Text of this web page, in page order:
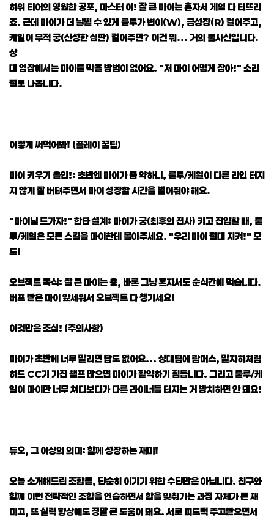
하위 티어의 영원한 공포, 마스터 이! 잘 큰 마이는 혼자서 게임 다 터뜨리
죠. 근데 마이가 더 날뛸 수 있게 룰루가 변이(W), 급성장(R) 걸어주고,
케일이 무적 궁(신성한 심판) 걸어주면? 이건 뭐... 거의 불사신입니다.
상
대 입장에서는 마이를 막을 방법이 없어요. "저 마이 어떻게 잡아!" 소리
절로 나옵니다.
이렇게 써먹어봐! (플레이 꿀팁)
마이 키우기 올인!: 초반엔 마이가 좀 약하니, 룰루/케일이 다른 라인 터지
지 않게 잘 버텨주면서 마이 성장할 시간을 벌어줘야 해요.
"마이님 드가자!" 한타 설계: 마이가 궁(최후의 전사) 키고 진입할 때, 룰
루/케일은 모든 스킬을 마이한테 몰아주세요. "우리 마이 절대 지켜!" 모
드!
오브젝트 독식: 잘 큰 마이는 용, 바론 그냥 혼자서도 순식간에 먹습니다.
버프 받은 마이 앞세워서 오브젝트 다 챙기세요!
이것만은 조심! (주의사항)
마이가 초반에 너무 말리면 답도 없어요... 상대팀에 람머스, 말자하처럼
하드 CC기 가진 챔프 많으면 마이가 활약하기 힘듭니다. 그리고 룰루/케
일이 마이만 너무 쳐다보다가 다른 라이너들 터지는 거 방치하면 안 돼요!
듀오, 그 이상의 의미: 함께 성장하는 재미!
오늘 소개해드린 조합들, 단순히 이기기 위한 수단만은 아닙니다. 친구와
함께 이런 전략적인 조합을 연습하면서 합을 맞춰가는 과정 자체가 큰 재
미고, 또 실력 향상에도 정말 큰 도움이 돼요. 서로 피드백 주고받으면서